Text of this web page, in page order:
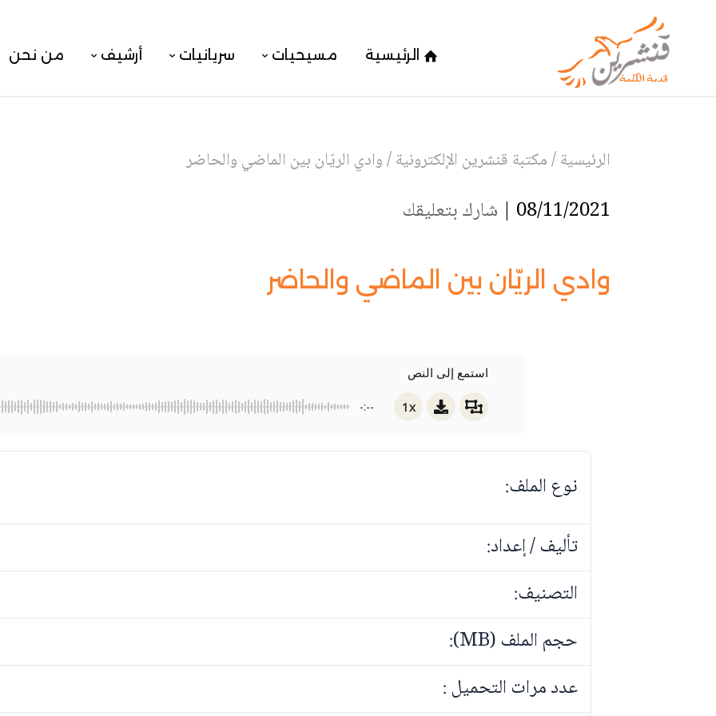
الرئيسية مسيحيات سريانيات أرشيف من نحن
الرئيسية/مكتبة قنشرين الإلكترونية/وادي الريّان بين الماضي والحاضر
08/11/2021 | شارك بتعليقك
وادي الريّان بين الماضي والحاضر
استمع إلى النص
-:-- 1x
نوع الملف:
تأليف / إعداد:
التصنيف:
حجم الملف (MB):
عدد مرات التحميل :